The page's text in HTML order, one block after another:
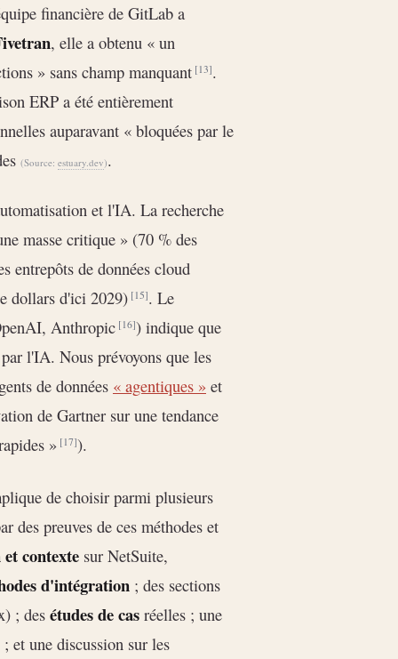
financière de GitLab a
, elle a obtenu « un
» sans champ manquant[13].
ERP a été entièrement
auparavant « bloquées par le
(Source: estuary.dev).
et l'IA. La recherche
masse critique » (70 % des
entrepôts de données cloud
dollars d'ici 2029)[15]. Le
Anthropic[16]) indique que
l'IA. Nous prévoyons que les
de données « agentiques » et
de Gartner sur une tendance
»[17]).
de choisir parmi plusieurs
des preuves de ces méthodes et
contexte sur NetSuite,
d'intégration ; des sections
; des études de cas réelles ; une
et une discussion sur les